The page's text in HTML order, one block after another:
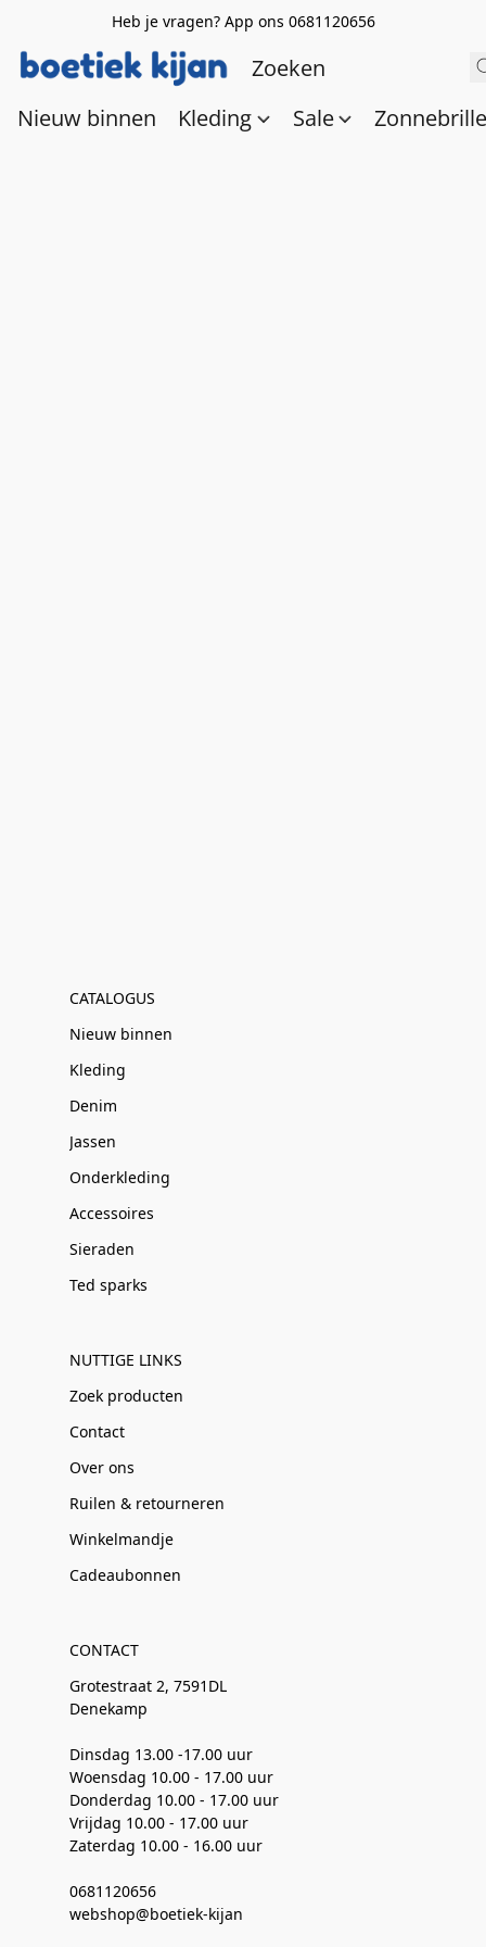
Heb je vragen? App ons 0681120656
Nieuw binnen Kleding Sale
CATALOGUS
Nieuw binnen
Kleding
Denim
Jassen
Onderkleding
Accessoires
Sieraden
Ted sparks
NUTTIGE LINKS
Zoek producten
Contact
Over ons
Ruilen & retourneren
Winkelmandje
Cadeaubonnen
CONTACT
Grotestraat 2, 7591DL
Denekamp
Dinsdag 13.00 -17.00 uur
Woensdag 10.00 - 17.00 uur
Donderdag 10.00 - 17.00 uur
Vrijdag 10.00 - 17.00 uur
Zaterdag 10.00 - 16.00 uur
0681120656
webshop@boetiek-kijan